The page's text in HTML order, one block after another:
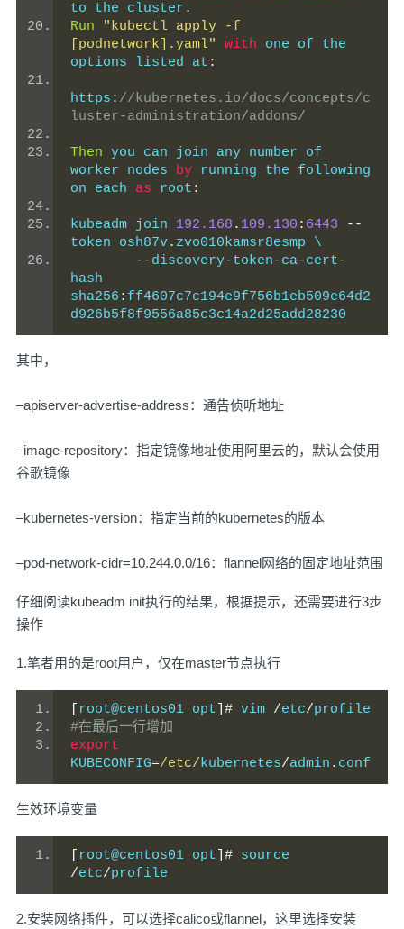
to the cluster .
Run
"kubectl apply -f
[podnetwork].yaml"
with one of the
options listed at :
https : //kubernetes.io/docs/concepts/c
luster-administration/addons/
Then you can join any number of
worker nodes by running the following
on each as root :
kubeadm join 192.168 . 109.130 : 6443
--
token osh87v. zvo010kamsr8esmp \
--discovery-token-ca-cert-
hash
sha256 : ff4607c7c194e9f756b1eb509e64d2
d926b5f8f9556a85c3c14a2d25add28230
其中，
–apiserver-advertise-address：通告侦听地址
–image-repository：指定镜像地址使用阿里云的，默认会使用
谷歌镜像
–kubernetes-version：指定当前的kubernetes的版本
–pod-network-cidr=10.244.0.0/16：flannel网络的固定地址范围
仔细阅读kubeadm init执行的结果，根据提示，还需要进行3步
操作
1.笔者用的是root用户，仅在master节点执行
root@centos01 opt ]# vim /etc/profile
#在最后一行增加
export
KUBECONFIG=/etc/kubernetes/admin . conf
生效环境变量
root@centos01 opt ]#
/etc/profile
2.安装网络插件，可以选择calico或flannel，这里选择安装